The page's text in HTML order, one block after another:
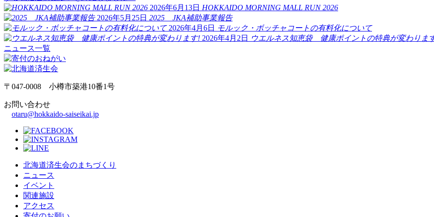
2026年6月13日 HOKKAIDO MORNING MALL RUN 2026
2026年5月25日 2025 JKA補助事業報告
2026年4月6日 モルック・ボッチャコートの有料化について
2026年4月2日
ウエルネス知恵袋 健康ポイントの特典が変わりま
ニュース一覧
〒047-0008 小樽市築港10番1号
お問い合わせ
otaru@hokkaido-saiseikai.jp
北海道済生会のまちづくり
ニュース
イベント
関連施設
アクセス